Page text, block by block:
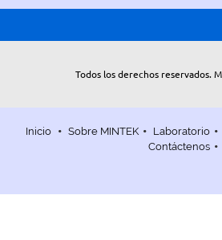
Todos los derechos reservados.
Inicio Sobre MINTEK Laboratorio
Contáctenos